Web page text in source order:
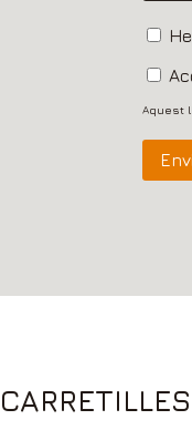
He
de
Aquest